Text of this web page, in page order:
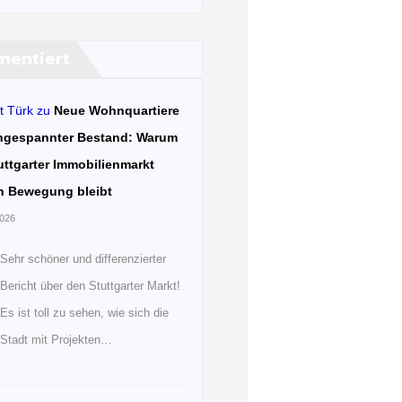
Türkzu Neue Wohnquartiere
Bestand: Warum
Immobilienmarkt
Bewegung bleibt
Sehr schöner und differenzierter
Bericht über den Stuttgarter Markt!
Es ist toll zu sehen, wie sich die
Stadt mit Projekten…